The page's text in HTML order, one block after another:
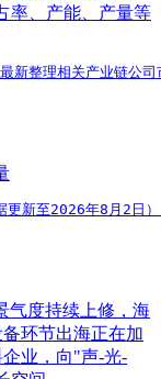
率、产能、产量等
新整理相关产业链公
更新至2026年8月2日
气度持续上修，海
环节出海正在加
业，向"声-光-